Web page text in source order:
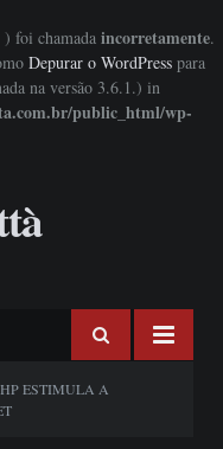
foi chamada incorretamente.
Depurar o WordPress para
na versão 3.6.1.) in
public_html/wp-
HP ESTIMULA A